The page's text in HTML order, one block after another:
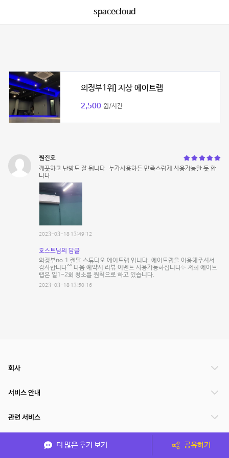
spacecloud
의정부1위] 지상 에이트랩
2,500 원/시간
원진호
깨끗하고 난방도 잘 됩니다. 누가사용하든 만족스럽게 사용가능할 듯 합
니다
2023-03-18 13:49:12
호스트님의 답글
의정부no.1 렌탈 스튜디오 에이트랩 입니다. 에이트랩을 이용해주셔서
감사합니다^^ 다음 예약시 리뷰 이벤트 사용가능하십니다✨ 저희 에이트
랩은 일1-2회 청소를 원칙으로 하고 있습니다.
2023-03-18 13:50:16
더 많은 후기 보기 공유하기
회사
서비스 안내
관련 서비스